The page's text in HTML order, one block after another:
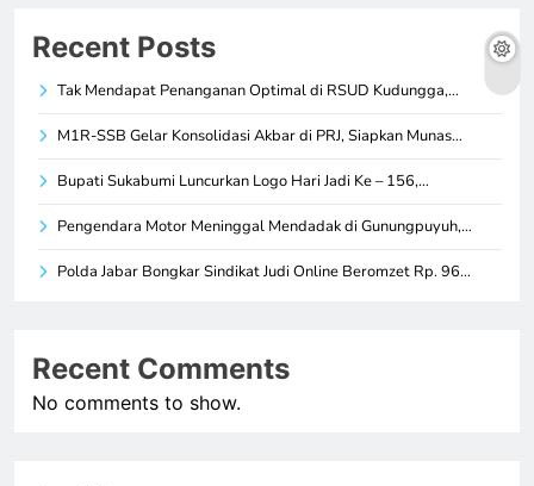
Recent Posts
Tak Mendapat Penanganan Optimal di RSUD Kudungga,…
M1R-SSB Gelar Konsolidasi Akbar di PRJ, Siapkan Munas…
Bupati Sukabumi Luncurkan Logo Hari Jadi Ke – 156,…
Pengendara Motor Meninggal Mendadak di Gunungpuyuh,…
Polda Jabar Bongkar Sindikat Judi Online Beromzet Rp. 96…
Recent Comments
No comments to show.